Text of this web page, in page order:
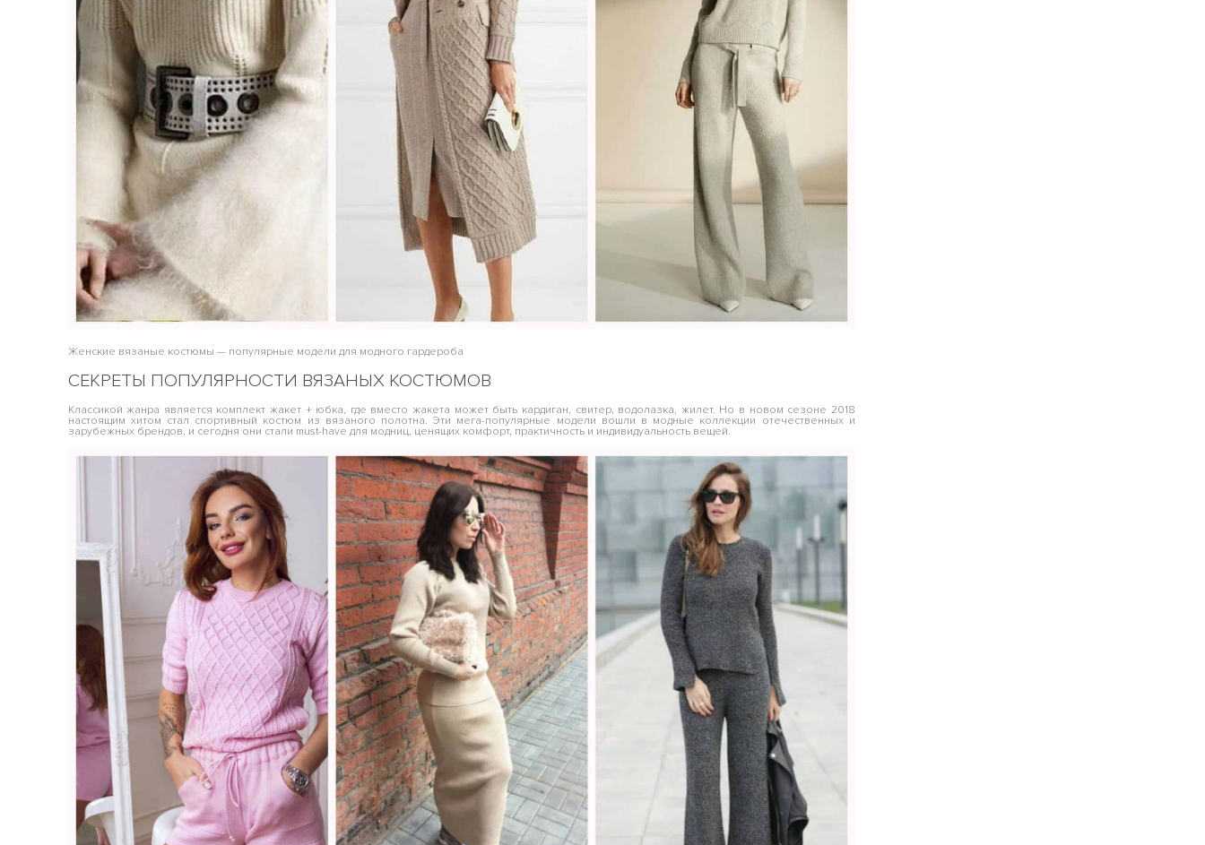
Женские вязаные костюмы — популярные модели для модного гардероба
СЕКРЕТЫ ПОПУЛЯРНОСТИ ВЯЗАНЫХ КОСТЮМОВ
Классикой жанра является комплект жакет + юбка, где вместо жакета может быть кардиган, свитер, водолазка, жилет. Но в новом сезоне 2018
настоящим хитом стал спортивный костюм из вязаного полотна. Эти мега-популярные модели вошли в модные коллекции отечественных и
зарубежных брендов, и сегодня они стали must-have для модниц, ценящих комфорт, практичность и индивидуальность вещей.